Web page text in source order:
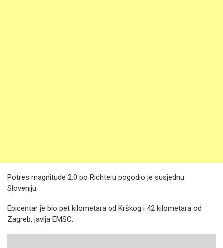
Potres magnitude 2.0 po Richteru pogodio je susjednu
Sloveniju.
Epicentar je bio pet kilometara od Krškog i 42 kilometara od
Zagreb, javlja EMSC.